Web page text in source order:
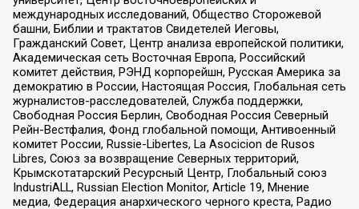
международных исследований, Общество Сторожевой
башни, Библии и трактатов Свидетелей Иеговы,
Гражданский Совет, Центр анализа европейской политики,
Академическая сеть Восточная Европа, Российский
комитет действия, РЭНД корпорейшн, Русская Америка за
демократию в России, Настоящая Россия, Глобальная сеть
журналистов-расследователей, Служба поддержки,
Свободная Россия Берлин, Свободная Россия Северный
Рейн-Вестфалия, Фонд глобальной помощи, Антивоенный
комитет России, Russie-Libertes, La Asocicion de Rusos
Libres, Союз за возвращение Северных территорий,
Крымскотатарский Ресурсный Центр, Глобальный союз
IndustriALL, Russian Election Monitor, Article 19, Мнение
медиа, Федерация анархического черного креста, Радио